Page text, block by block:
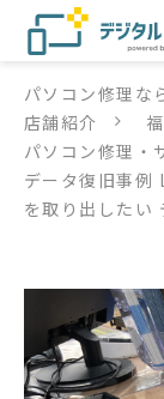
パソコン修理
サービス
デジタルドックブロ
パソコン修理な
店舗紹介
パソコン修理・
データ復旧事例
を取り出したい